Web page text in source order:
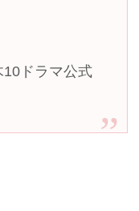
ドラマ公式